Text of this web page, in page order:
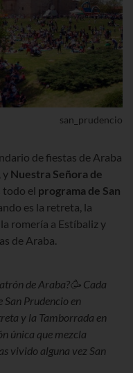
san_prudencio
de fiestas de Araba
y Nuestra Señora de
todo el programa de San
es la retreta, la
romería a Estíbaliz y
de Araba.
de Araba?🥳 Cada
San Prudencio en
y la Tamborrada en
única que mezcla
vivido alguna vez San